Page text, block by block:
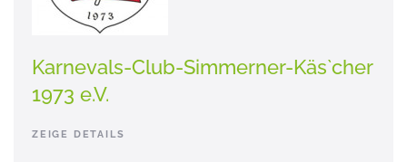
Karnevals-Club-Simmerner-Käs`cher
1973 e.V.
ZEIGE DETAILS